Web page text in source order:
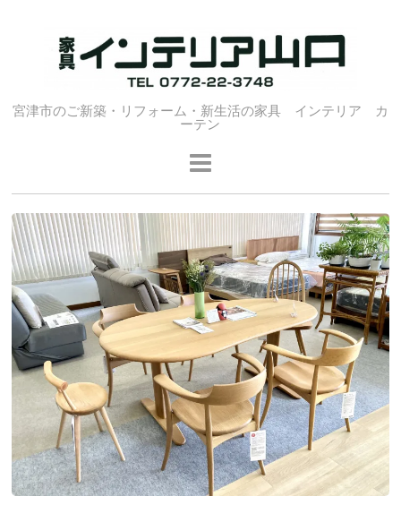
宮津市のご新築・リフォーム・新生活の家具 インテリア カ
ーテン